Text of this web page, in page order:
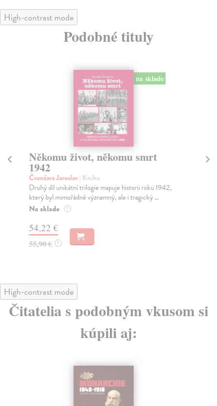
High-contrast mode
Podobné tituly
na sklade
Někomu život, někomu smrt
1942
Čvančara Jaroslav| Kniha
Druhý díl unikátní trilogie mapuje historii roku 1942,
který byl mimořádně významný, ale i tragický ...
Na sklade ?
54,22 €
55,90 € ?
High-contrast mode
Čitatelia s podobným vkusom si
kúpili aj: